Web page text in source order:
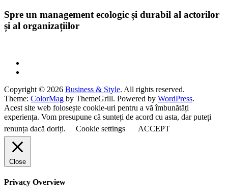
Spre un management ecologic și durabil al actorilor
și al organizațiilor
Copyright © 2026 Business & Style. All rights reserved.
Theme: ColorMag by ThemeGrill. Powered by WordPress.
Acest site web folosește cookie-uri pentru a vă îmbunătăți
experiența. Vom presupune că sunteți de acord cu asta, dar puteți
renunța dacă doriți.
Cookie settings ACCEPT
Close
Privacy Overview